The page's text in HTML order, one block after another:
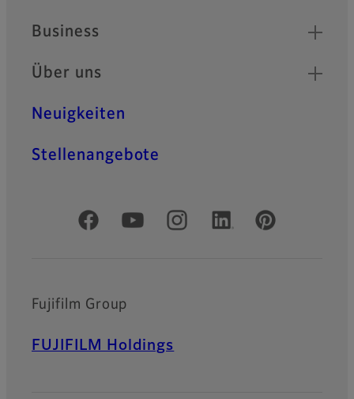
Business
Über uns
Neuigkeiten
Stellenangebote
Offizielle soziale Medien
Fujifilm Group
FUJIFILM Holdings